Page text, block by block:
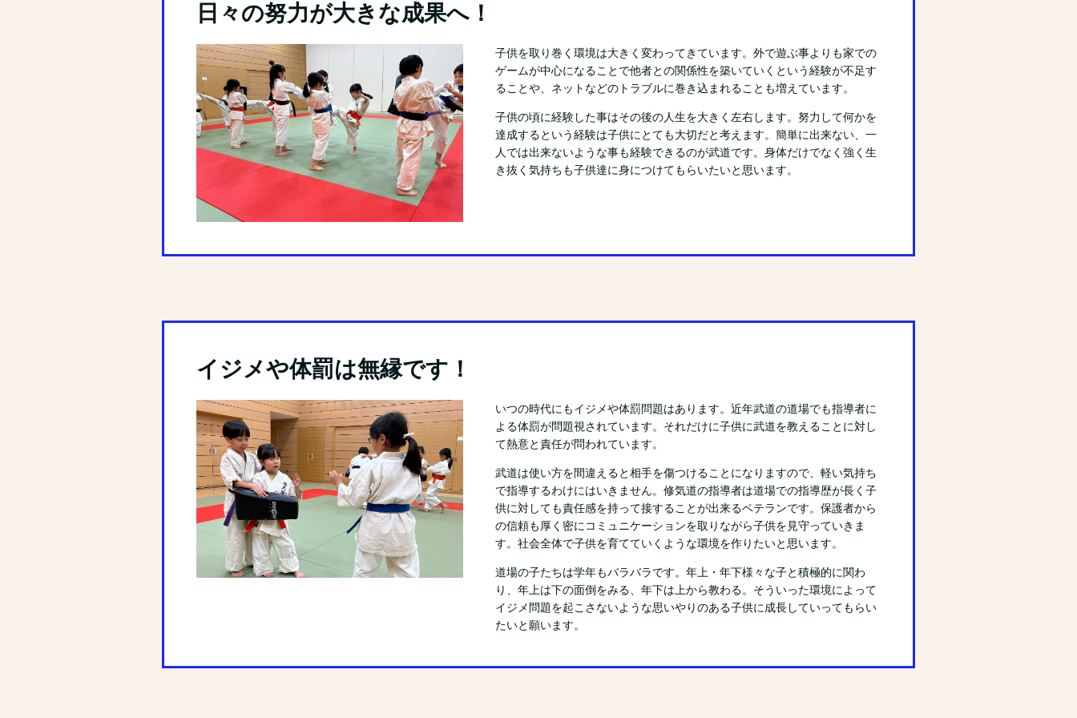
日々の努力が大きな成果へ！
子供を取り巻く環境は大きく変わってきています。外で遊ぶ事よりも家での
ゲームが中心になることで他者との関係性を築いていくという経験が不足す
ることや、ネットなどのトラブルに巻き込まれることも増えています。
子供の頃に経験した事はその後の人生を大きく左右します。努力して何かを
達成するという経験は子供にとても大切だと考えます。簡単に出来ない、一
人では出来ないような事も経験できるのが武道です。身体だけでなく強く生
き抜く気持ちも子供達に身につけてもらいたいと思います。
イジメや体罰は無縁です！
いつの時代にもイジメや体罰問題はあります。近年武道の道場でも指導者に
よる体罰が問題視されています。それだけに子供に武道を教えることに対し
て熱意と責任が問われています。
武道は使い方を間違えると相手を傷つけることになりますので、軽い気持ち
で指導するわけにはいきません。修気道の指導者は道場での指導歴が長く子
供に対しても責任感を持って接することが出来るベテランです。保護者から
の信頼も厚く密にコミュニケーションを取りながら子供を見守っていきま
す。社会全体で子供を育てていくような環境を作りたいと思います。
道場の子たちは学年もバラバラです。年上・年下様々な子と積極的に関わ
り、年上は下の面倒をみる、年下は上から教わる。そういった環境によって
イジメ問題を起こさないような思いやりのある子供に成長していってもらい
たいと願います。